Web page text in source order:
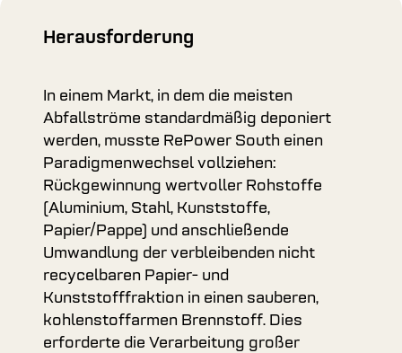
Herausforderung
In einem Markt, in dem die meisten
Abfallströme standardmäßig deponiert
werden, musste RePower South einen
Paradigmenwechsel vollziehen:
Rückgewinnung wertvoller Rohstoffe
(Aluminium, Stahl, Kunststoffe,
Papier/Pappe) und anschließende
Umwandlung der verbleibenden nicht
recycelbaren Papier- und
Kunststofffraktion in einen sauberen,
kohlenstoffarmen Brennstoff. Dies
erforderte die Verarbeitung großer